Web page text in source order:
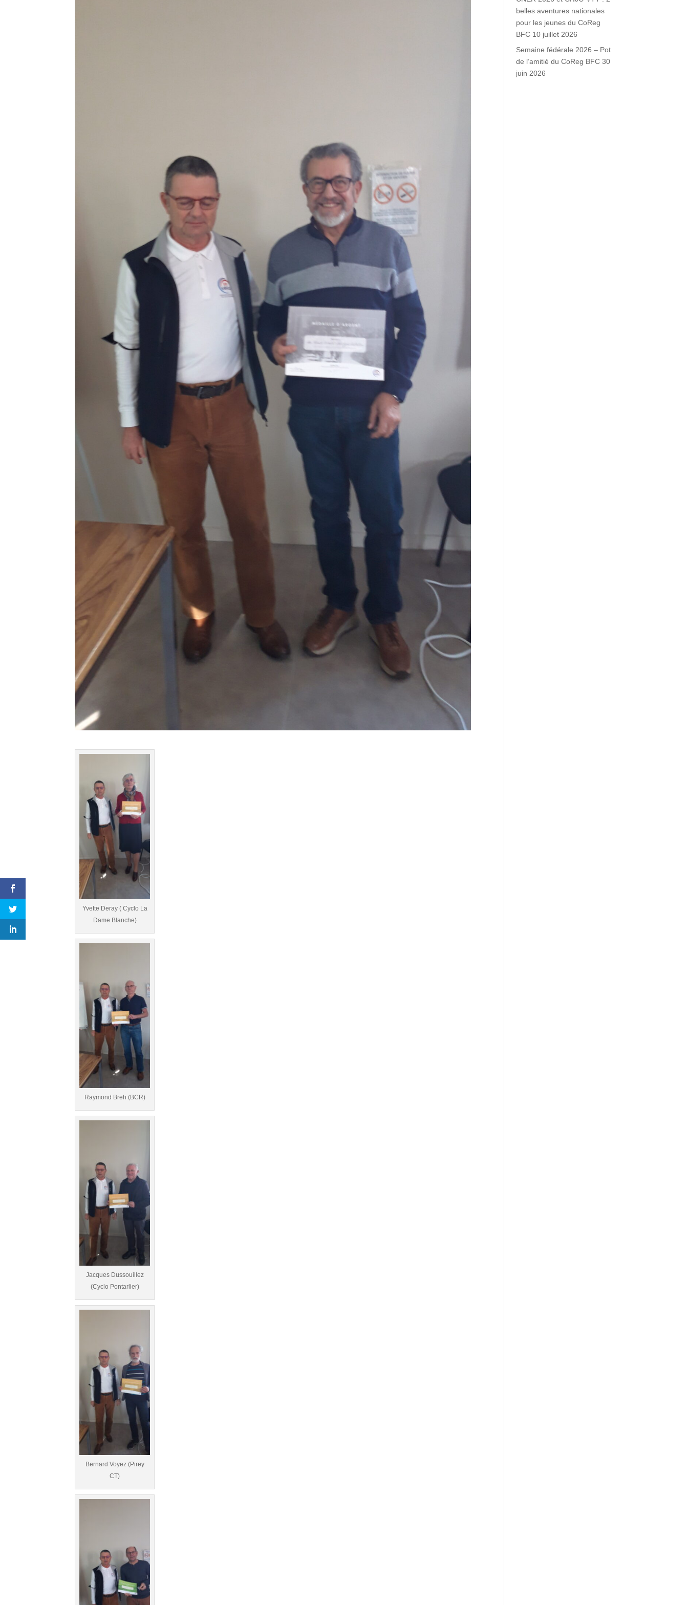
Yvette Deray ( Cyclo La
Dame Blanche)
Raymond Breh (BCR)
Jacques Dussouillez
(Cyclo Pontarlier)
Bernard Voyez (Pirey
CT)
belles aventures nationales
pour les jeunes du CoReg
BFC 10 juillet 2026
Semaine fédérale 2026 – Pot
de l’amitié du CoReg BFC 30
juin 2026